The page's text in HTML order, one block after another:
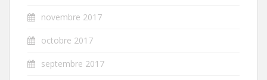
novembre 2017
octobre 2017
septembre 2017